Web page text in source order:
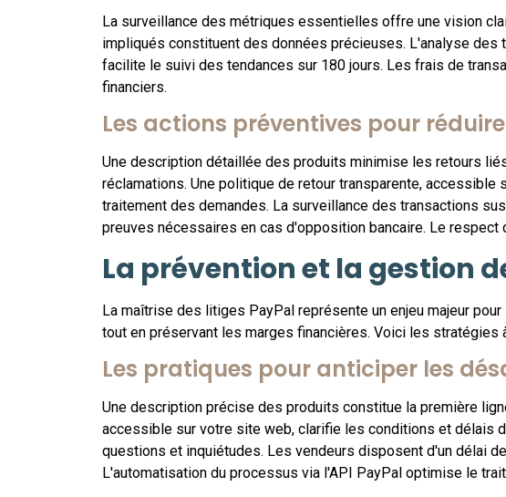
La surveillance des métriques essentielles offre une vision
impliqués constituent des données précieuses. L'analyse
facilite le suivi des tendances sur 180 jours. Les frais de
financiers.
Les actions préventives pour
Une description détaillée des produits minimise les retours
réclamations. Une politique de retour transparente,
traitement des demandes. La surveillance des transactions
preuves nécessaires en cas d'opposition bancaire. Le
La prévention et la gestion
La maîtrise des litiges PayPal représente un enjeu majeur
tout en préservant les marges financières. Voici les
Les pratiques pour anticiper les
Une description précise des produits constitue la première
accessible sur votre site web, clarifie les conditions et délais
questions et inquiétudes. Les vendeurs disposent d'un délai
L'automatisation du processus via l'API PayPal optimise le